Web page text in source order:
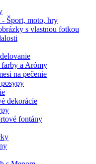
- Šport, moto, hry
s vlastnou fotkou
farby a Arómy
na pečenie
dekorácie
fontány